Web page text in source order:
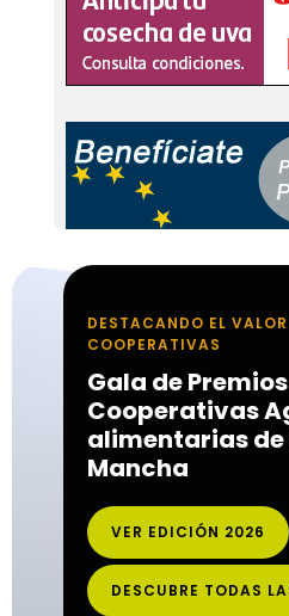
DESTACANDO EL
COOPERATIVAS
Gala de Premios
Cooperativas
alimentarias de
Mancha
VER EDICIÓN 2026
DESCUBRE TODAS